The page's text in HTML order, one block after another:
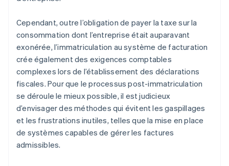
Cependant, outre l’obligation de payer la taxe sur la
consommation dont l’entreprise était auparavant
exonérée, l’immatriculation au système de facturation
crée également des exigences comptables
complexes lors de l’établissement des déclarations
fiscales. Pour que le processus post-immatriculation
se déroule le mieux possible, il est judicieux
d’envisager des méthodes qui évitent les gaspillages
et les frustrations inutiles, telles que la mise en place
de systèmes capables de gérer les factures
admissibles.